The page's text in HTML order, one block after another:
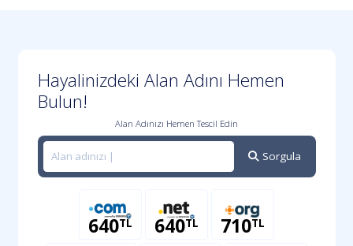
Hayalinizdeki Alan Adını Hemen
Bulun!
Alan Adınızı Hemen Tescil Edin
Sorgula
640TL 640TL 710TL